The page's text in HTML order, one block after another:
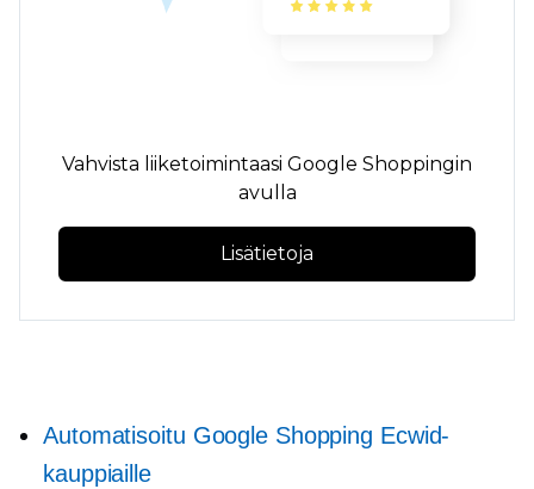
Vahvista liiketoimintaasi Google Shoppingin
avulla
Lisätietoja
Automatisoitu Google Shopping Ecwid-
kauppiaille